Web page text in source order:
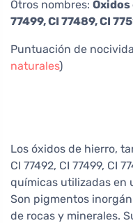
Otros nombres: Óxidos
77499, CI 77489, CI
Puntuación de
naturales)
Los óxidos de hierro,
CI 77492, CI 77499, CI
químicas utilizadas en
Son pigmentos
de rocas y minerales.